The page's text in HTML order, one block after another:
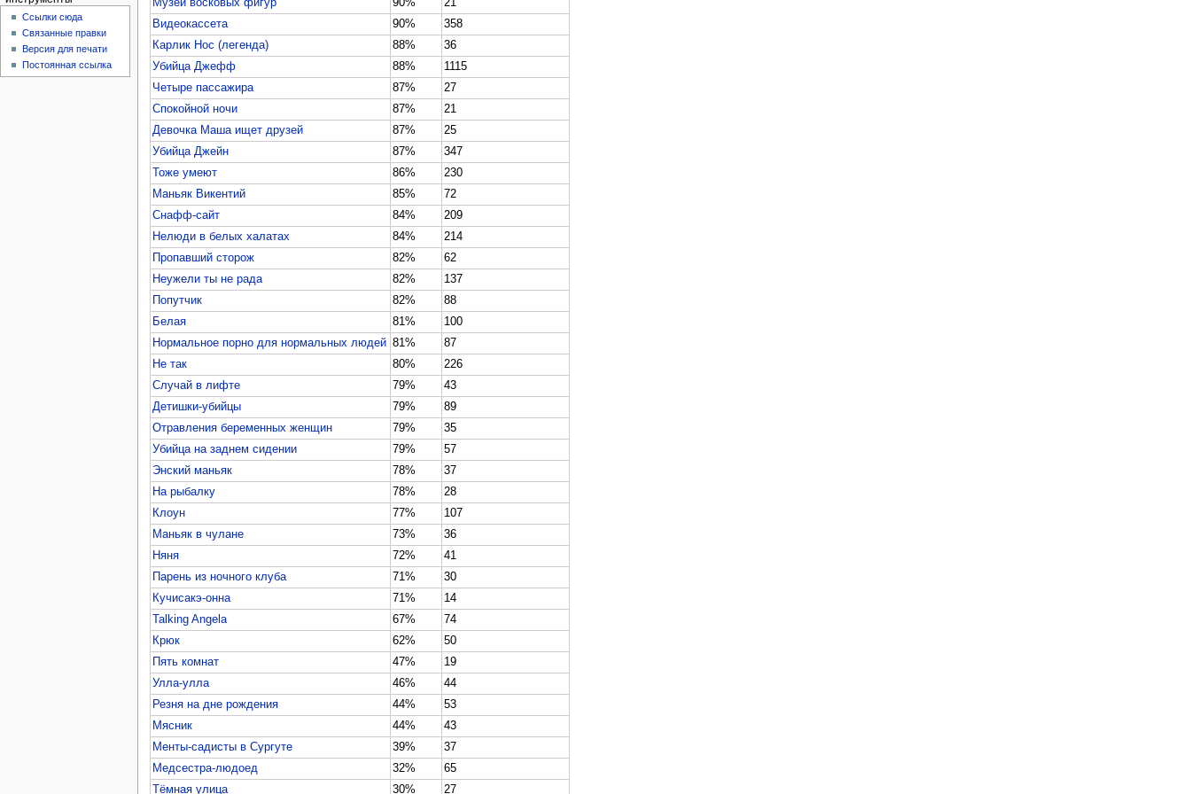
Видеокассета
90%
358
Карлик Нос (легенда)
88%
36
Убийца Джефф
88%
1115
Четыре пассажира
87%
27
Спокойной ночи
87%
21
Девочка Маша ищет друзей
87%
25
Убийца Джейн
87%
347
Тоже умеют
86%
230
Маньяк Викентий
85%
72
Снафф-сайт
84%
209
Нелюди в белых халатах
84%
214
Пропавший сторож
82%
62
Неужели ты не рада
82%
137
Попутчик
82%
88
Белая
81%
100
Нормальное порно для нормальных людей 81%
87
Не так
80%
226
Случай в лифте
79%
43
Детишки-убийцы
79%
89
Отравления беременных женщин
79%
35
Убийца на заднем сидении
79%
57
Энский маньяк
78%
37
На рыбалку
78%
28
Клоун
77%
107
Маньяк в чулане
73%
36
Няня
72%
41
Парень из ночного клуба
71%
30
Кучисакэ-онна
71%
14
Talking Angela
67%
74
Крюк
62%
50
Пять комнат
47%
19
Улла-улла
46%
44
Резня на дне рождения
44%
53
Мясник
44%
43
Менты-садисты в Сургуте
39%
37
Медсестра-людоед
32%
65
Тёмная улица
30% 27
Ссылки сюда
Связанные правки
Версия для печати
Постоянная ссылка